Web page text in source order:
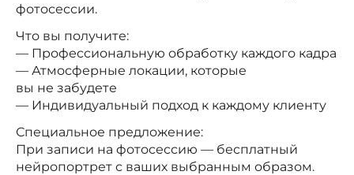
фотосессии.
Что вы получите:
— Профессиональную обработку каждого кадра
— Атмосферные локации, которые
вы не забудете
— Индивидуальный подход к каждому клиенту
Специальное предложение:
При записи на фотосессию — бесплатный
нейропортрет с ваших выбранным образом.